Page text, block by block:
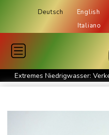
Deutsch English
Italiano
Extremes Niedrigwasser:
Spitzentreffen in Bonn
Urteil in Prozess um